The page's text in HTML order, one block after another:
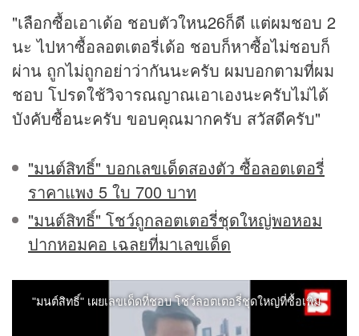
"เลือกซื้อเอาเด้อ ชอบตัวใหน26ก็ดี แต่ผมชอบ 2
นะ ไปหาซื้อลอตเตอรี่เด้อ ชอบก็หาซื้อไม่ชอบก็
ผ่าน ถูกไม่ถูกอย่าว่ากันนะครับ ผมบอกตามที่ผม
ชอบ โปรดใช้วิจารณญาณเอาเองนะครับไม่ได้
บังคับซื้อนะครับ ขอบคุณมากครับ สวัสดีครับ"
"มนต์สิทธิ์" บอกเลขเด็ดสองตัว ซื้อลอตเตอรี่
ราคาแพง 5 ใบ 700 บาท
"มนต์สิทธิ์" โชว์ถูกลอตเตอรี่ชุดใหญ่พอหอม
ปากหอมคอ เฉลยที่มาเลขเด็ด